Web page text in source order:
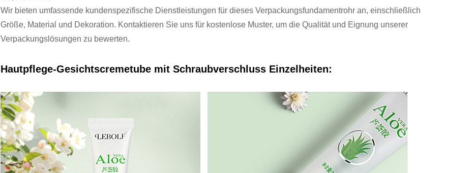
Wir bieten umfassende kundenspezifische Dienstleistungen für dieses Verpackungsfundamentrohr an, einschließlich
Größe, Material und Dekoration. Kontaktieren Sie uns für kostenlose Muster, um die Qualität und Eignung unserer
Verpackungslösungen zu bewerten.
Hautpflege-Gesichtscremetube mit Schraubverschluss Einzelheiten: